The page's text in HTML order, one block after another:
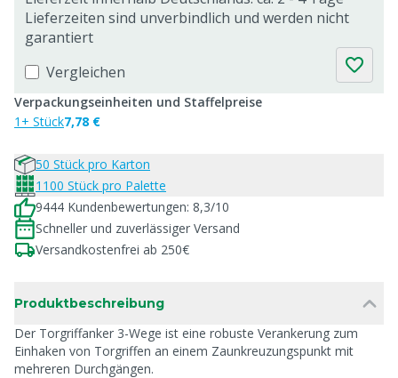
Lieferzeiten sind unverbindlich und werden nicht
garantiert
Vergleichen
Verpackungseinheiten und Staffelpreise
1+ Stück7,78 €
50 Stück pro Karton
1100 Stück pro Palette
9444 Kundenbewertungen: 8,3/10
Schneller und zuverlässiger Versand
Versandkostenfrei ab 250€
Produktbeschreibung
Der Torgriffanker 3-Wege ist eine robuste Verankerung zum
Einhaken von Torgriffen an einem Zaunkreuzungspunkt mit
mehreren Durchgängen.